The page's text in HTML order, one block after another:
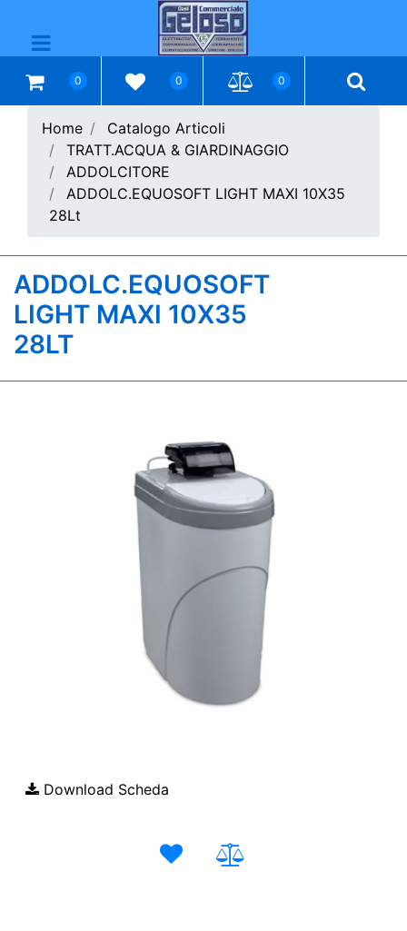
Open menu
0 0 0
Home
Catalogo Articoli
TRATT.ACQUA & GIARDINAGGIO
ADDOLCITORE
ADDOLC.EQUOSOFT LIGHT MAXI 10X35
28Lt
ADDOLC.EQUOSOFT
LIGHT MAXI 10X35
28LT
Download Scheda